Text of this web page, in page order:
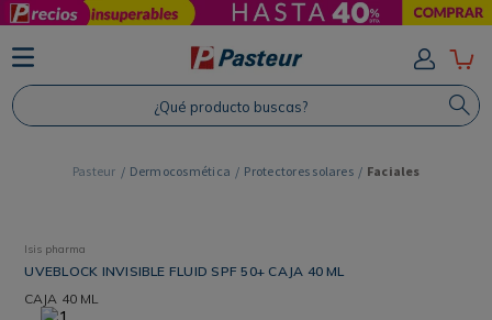
¿Qué producto buscas?
Dermocosmética Protectores solares Faciales
Isis pharma
UVEBLOCK INVISIBLE FLUID SPF 50+ CAJA 40 ML
CAJA 40 ML
TÉRMINOS MÁS BUSCADOS
1. Protector Solar
2. Proteina